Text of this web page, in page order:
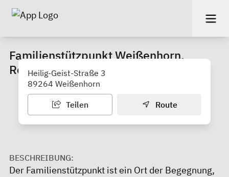
Familienstützpunkt Weißenhorn,
Roggenburg, Holzheim, Pfaffenhofen
Heilig-Geist-Straße 3
89264 Weißenhorn
Teilen Route
BESCHREIBUNG:
Der Familienstützpunkt ist ein Ort der Begegnung,